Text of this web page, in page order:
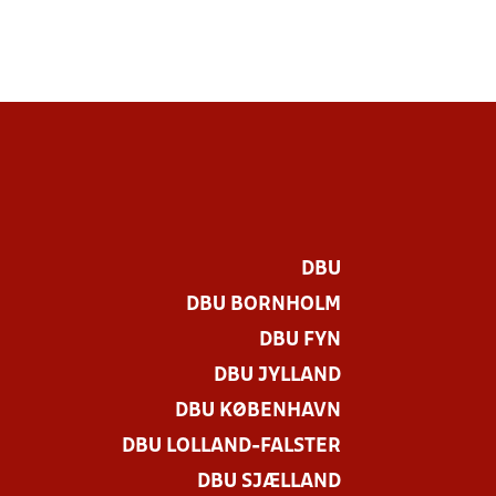
DBU
DBU BORNHOLM
DBU FYN
DBU JYLLAND
DBU KØBENHAVN
DBU LOLLAND-FALSTER
DBU SJÆLLAND